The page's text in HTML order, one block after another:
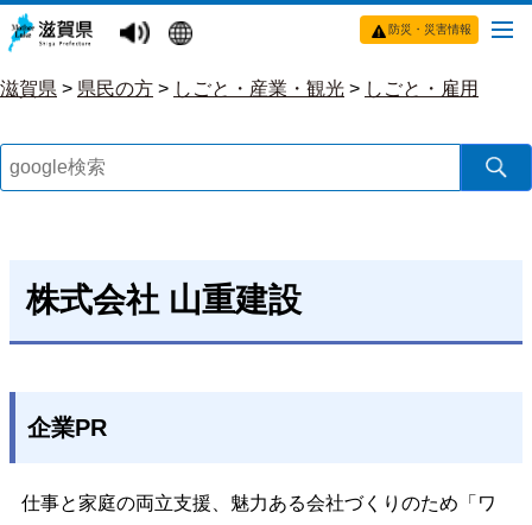
防災・災害情報
滋賀県 > 県民の方 > しごと・産業・観光 > しごと・雇用
株式会社 山重建設
企業PR
仕事と家庭の両立支援、魅力ある会社づくりのため「ワ